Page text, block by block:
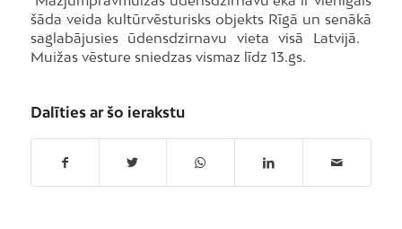
šāda veida kultūrvēsturisks objekts Rīgā un senākā
saglabājusies ūdensdzirnavu vieta visā Latvijā.
Muižas vēsture sniedzas vismaz līdz 13.gs.
Dalīties ar šo ierakstu